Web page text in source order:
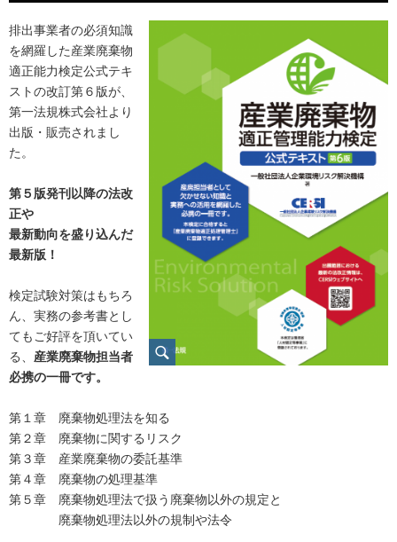
排出事業者の必須知識
を網羅した産業廃棄物
適正能力検定公式テキ
ストの改訂第６版が、
第一法規株式会社より
出版・販売されまし
た。
第５版発刊以降の法改
正や
最新動向を盛り込んだ
最新版！
検定試験対策はもちろ
ん、実務の参考書とし
てもご好評を頂いてい
る、 産業廃棄物担当者
必携の一冊です。
第１章 廃棄物処理法を知る
第２章 廃棄物に関するリスク
第３章 産業廃棄物の委託基準
第４章 廃棄物の処理基準
第５章 廃棄物処理法で扱う廃棄物以外の規定と
廃棄物処理法以外の規制や法令